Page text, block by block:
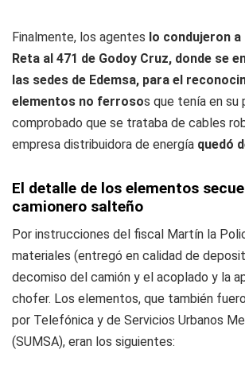
Finalmente, los agentes lo condujeron
Reta al 471 de Godoy Cruz, donde se
las sedes de Edemsa, para el
elementos no ferrosos que tenía en su
comprobado que se trataba de cables
empresa distribuidora de energía quedó
El detalle de los elementos
camionero salteño
Por instrucciones del fiscal Martín la
materiales (entregó en calidad de
decomiso del camión y el acoplado y la
chofer. Los elementos, que también
por Telefónica y de Servicios Urbanos
(SUMSA), eran los siguientes: